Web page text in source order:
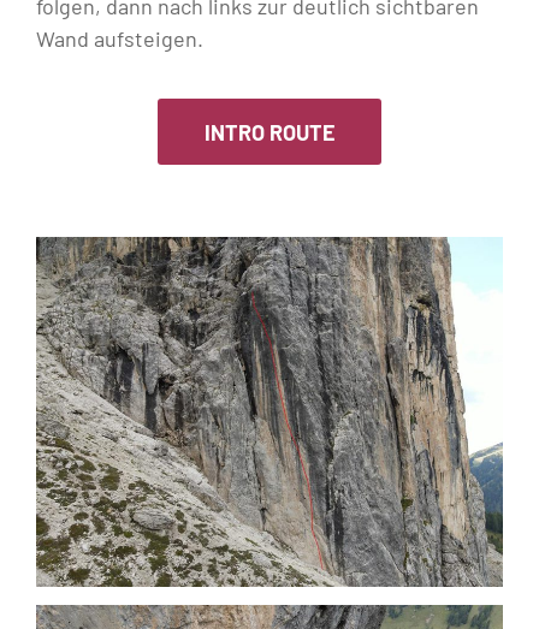
folgen, dann nach links zur deutlich sichtbaren
Wand aufsteigen.
INTRO ROUTE